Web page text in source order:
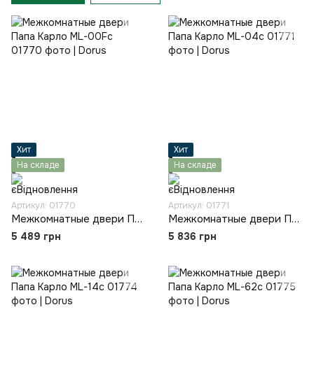
Хит
На складе
Артикул: 01770
Межкомнатные двери Папа Карло ML-00Fc
5 489 грн
Хит
На складе
Артикул: 01771
Межкомнатные двери Папа Карло ML-04c
5 836 грн